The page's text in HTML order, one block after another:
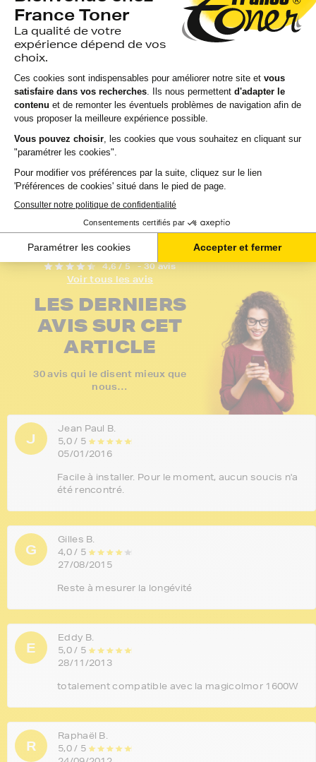
4,6 / 5 - 30 avis
Voir tous les avis
LES DERNIERS
AVIS SUR CET
ARTICLE
30 avis qui le disent mieux que
nous…
J
Jean Paul B.
5,0 / 5
05/01/2016
Facile à installer. Pour le moment, aucun soucis n'a
été rencontré.
G
Gilles B.
4,0 / 5
27/08/2015
Reste à mesurer la longévité
E
Eddy B.
5,0 / 5
28/11/2013
totalement compatible avec la magicolmor 1600W
R
Raphaël B.
5,0 / 5
équivalent à
KONICA.MINOLTA
A0V301H_BKCMY -...
EN STOCK GARANTIE 2 ANS
LIVRAISON GRATUITE
166,73 € HT
200,08 € TTC
Ajouter au panier
KONICA.MINOLTA
A0V30HH - CYAN
(bleu) - Fo...
EN STOCK GARANTIE 2 ANS
LIVRAISON
42,54 € HT
Ajouter au panier